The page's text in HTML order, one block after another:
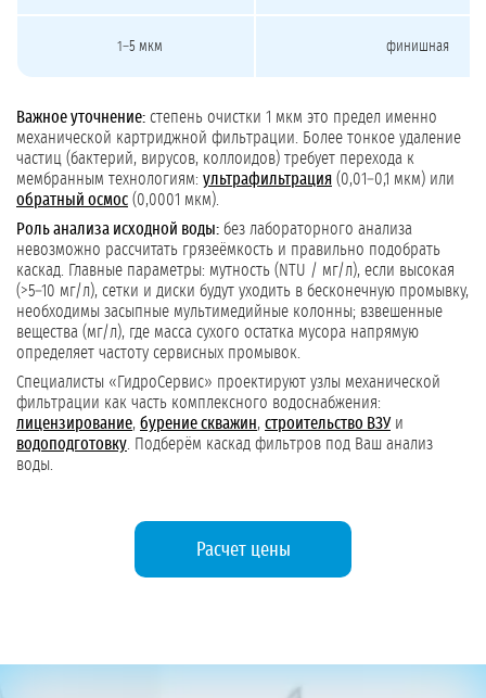
1–5 мкм финишная
Важное уточнение: степень очистки 1 мкм это предел именно
механической картриджной фильтрации. Более тонкое удаление
частиц (бактерий, вирусов, коллоидов) требует перехода к
мембранным технологиям: ультрафильтрация (0,01–0,1 мкм) или
обратный осмос (0,0001 мкм).
Роль анализа исходной воды: без лабораторного анализа
невозможно рассчитать грязеёмкость и правильно подобрать
каскад. Главные параметры: мутность (NTU / мг/л), если высокая
(>5–10 мг/л), сетки и диски будут уходить в бесконечную промывку,
необходимы засыпные мультимедийные колонны; взвешенные
вещества (мг/л), где масса сухого остатка мусора напрямую
определяет частоту сервисных промывок.
Специалисты «ГидроСервис» проектируют узлы механической
фильтрации как часть комплексного водоснабжения:
лицензирование, бурение скважин, строительство ВЗУи
водоподготовку . Подберём каскад фильтров под Ваш анализ
воды.
Расчет цены